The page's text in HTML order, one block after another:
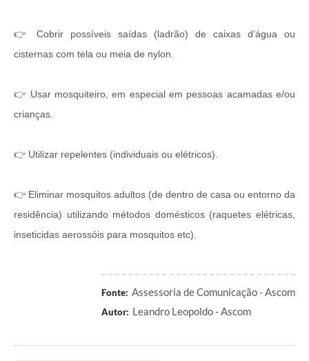
👉 Cobrir possíveis saídas (ladrão) de caixas d’água ou
cisternas com tela ou meia de nylon.
👉 Usar mosquiteiro, em especial em pessoas acamadas e/ou
crianças.
👉 Utilizar repelentes (individuais ou elétricos).
👉 Eliminar mosquitos adultos (de dentro de casa ou entorno da
residência) utilizando métodos domésticos (raquetes elétricas,
inseticidas aerossóis para mosquitos etc).
Fonte: Assessoria de Comunicação - Ascom
Autor: Leandro Leopoldo - Ascom